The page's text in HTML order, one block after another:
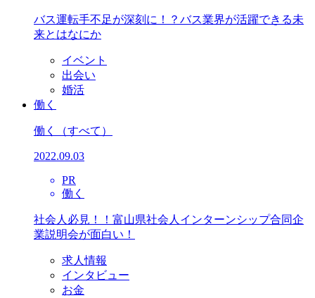
バス運転手不足が深刻に！？バス業界が活躍できる未
来とはなにか
イベント
出会い
婚活
働く
働く （すべて）
2022.09.03
PR
働く
社会人必見！！富山県社会人インターンシップ合同企
業説明会が面白い！
求人情報
インタビュー
お金